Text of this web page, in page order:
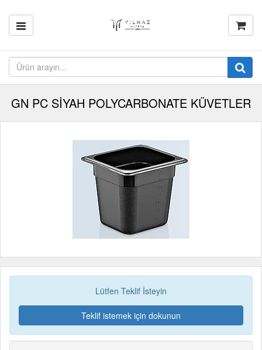
GN PC SİYAH POLYCARBONATE KÜVETLER
Lütfen Teklif İsteyin
Teklif istemek için dokunun